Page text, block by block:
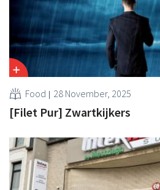
Food 28 November, 2025
[Filet Pur] Zwartkijkers